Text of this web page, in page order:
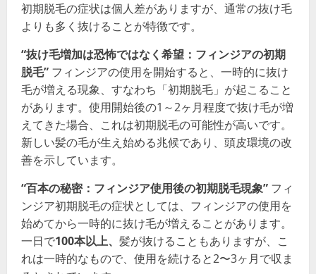
初期脱毛の症状は個人差がありますが、通常の抜け毛
よりも多く抜けることが特徴です。
“抜け毛増加は恐怖ではなく希望：フィンジアの初期
脱毛” フィンジアの使用を開始すると、一時的に抜け
毛が増える現象、すなわち「初期脱毛」が起こること
があります。使用開始後の1～2ヶ月程度で抜け毛が増
えてきた場合、これは初期脱毛の可能性が高いです。
新しい髪の毛が生え始める兆候であり、頭皮環境の改
善を示しています。
“百本の秘密：フィンジア使用後の初期脱毛現象” フィ
ンジア初期脱毛の症状としては、フィンジアの使用を
始めてから一時的に抜け毛が増えることがあります。
一日で100本以上、 髪が抜けることもありますが、こ
れは一時的なもので、使用を続けると2〜3ヶ月で収ま